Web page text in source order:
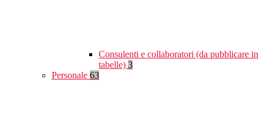
Consulenti e collaboratori (da pubblicare in
tabelle) 3
Personale 63